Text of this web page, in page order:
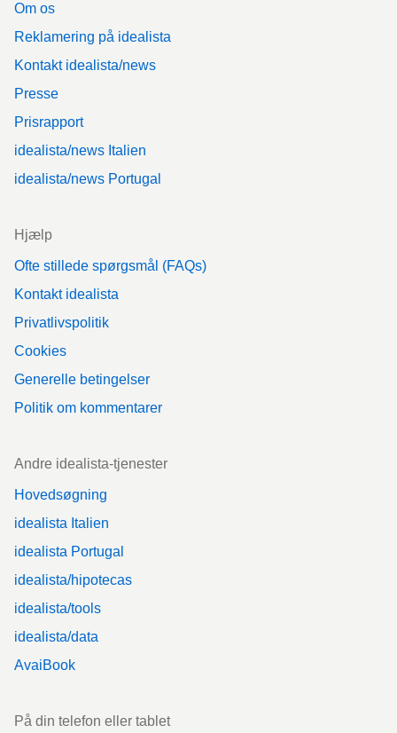
Om os
Reklamering på idealista
Kontakt idealista/news
Presse
Prisrapport
idealista/news Italien
idealista/news Portugal
Hjælp
Ofte stillede spørgsmål (FAQs)
Kontakt idealista
Privatlivspolitik
Cookies
Generelle betingelser
Politik om kommentarer
Andre idealista-tjenester
Hovedsøgning
idealista Italien
idealista Portugal
idealista/hipotecas
idealista/tools
idealista/data
AvaiBook
På din telefon eller tablet